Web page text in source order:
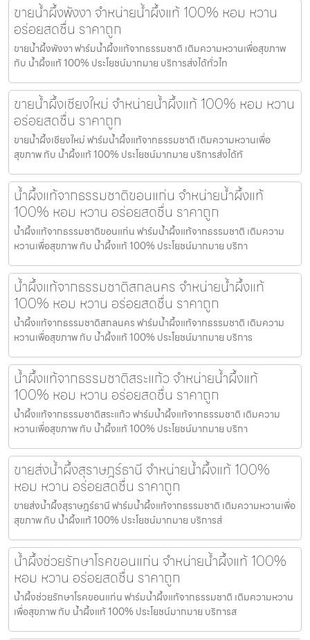
ขายน้ำผึ้งพังงา จำหน่ายน้ำผึ้งแท้ 100% หอม หวาน
อร่อยสดชื่น ราคาถูก
ขายน้ำผึ้งพังงา ฟาร์มน้ำผึ้งแท้จากธรรมชาติ เติมความหวานเพื่อสุขภาพ
กับ น้ำผึ้งแท้ 100% ประโยชน์มากมาย บริการส่งได้ทั่วไท
ขายน้ำผึ้งเชียงใหม่ จำหน่ายน้ำผึ้งแท้ 100% หอม หวาน
อร่อยสดชื่น ราคาถูก
ขายน้ำผึ้งเชียงใหม่ ฟาร์มน้ำผึ้งแท้จากธรรมชาติ เติมความหวานเพื่อ
สุขภาพ กับ น้ำผึ้งแท้ 100% ประโยชน์มากมาย บริการส่งได้ทั
น้ำผึ้งแท้จากธรรมชาติขอนแก่น จำหน่ายน้ำผึ้งแท้
100% หอม หวาน อร่อยสดชื่น ราคาถูก
น้ำผึ้งแท้จากธรรมชาติขอนแก่น ฟาร์มน้ำผึ้งแท้จากธรรมชาติ เติมความ
หวานเพื่อสุขภาพ กับ น้ำผึ้งแท้ 100% ประโยชน์มากมาย บริกา
น้ำผึ้งแท้จากธรรมชาติสกลนคร จำหน่ายน้ำผึ้งแท้
100% หอม หวาน อร่อยสดชื่น ราคาถูก
น้ำผึ้งแท้จากธรรมชาติสกลนคร ฟาร์มน้ำผึ้งแท้จากธรรมชาติ เติมความ
หวานเพื่อสุขภาพ กับ น้ำผึ้งแท้ 100% ประโยชน์มากมาย บริการ
น้ำผึ้งแท้จากธรรมชาติสระแก้ว จำหน่ายน้ำผึ้งแท้
100% หอม หวาน อร่อยสดชื่น ราคาถูก
น้ำผึ้งแท้จากธรรมชาติสระแก้ว ฟาร์มน้ำผึ้งแท้จากธรรมชาติ เติมความ
หวานเพื่อสุขภาพ กับ น้ำผึ้งแท้ 100% ประโยชน์มากมาย บริกา
ขายส่งน้ำผึ้งสุราษฎร์ธานี จำหน่ายน้ำผึ้งแท้ 100%
หอม หวาน อร่อยสดชื่น ราคาถูก
ขายส่งน้ำผึ้งสุราษฎร์ธานี ฟาร์มน้ำผึ้งแท้จากธรรมชาติ เติมความหวานเพื่อ
สุขภาพ กับ น้ำผึ้งแท้ 100% ประโยชน์มากมาย บริการส่
น้ำผึ้งช่วยรักษาโรคขอนแก่น จำหน่ายน้ำผึ้งแท้ 100%
หอม หวาน อร่อยสดชื่น ราคาถูก
น้ำผึ้งช่วยรักษาโรคขอนแก่น ฟาร์มน้ำผึ้งแท้จากธรรมชาติ เติมความหวาน
เพื่อสุขภาพ กับ น้ำผึ้งแท้ 100% ประโยชน์มากมาย บริการส